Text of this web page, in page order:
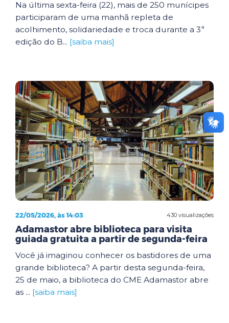
Na última sexta-feira (22), mais de 250 munícipes
participaram de uma manhã repleta de
acolhimento, solidariedade e troca durante a 3ª
edição do B... [saiba mais]
430 visualizações
22/05/2026, às 14:03
Adamastor abre biblioteca para visita
guiada gratuita a partir de segunda-feira
Você já imaginou conhecer os bastidores de uma
grande biblioteca? A partir desta segunda-feira,
25 de maio, a biblioteca do CME Adamastor abre
as ... [saiba mais]